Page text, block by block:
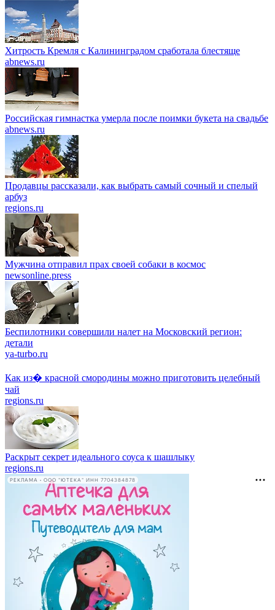
Хитрость Кремля с Калининградом сработала блестяще
abnews.ru
Российская гимнастка умерла после поимки букета на свадьбе
abnews.ru
Продавцы рассказали, как выбрать самый сочный и спелый
арбуз
regions.ru
Мужчина отправил прах своей собаки в космос
newsonline.press
Беспилотники совершили налет на Московский регион:
детали
ya-turbo.ru
Как из� красной смородины можно приготовить целебный
чай
regions.ru
Раскрыт секрет идеального соуса к шашлыку
regions.ru
РЕКЛАМА • ООО "ЮТЕКА" ИНН 7704384878